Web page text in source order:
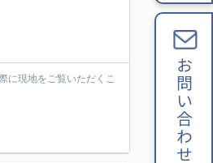
に現地をご覧いただくこ
お問い合わせ